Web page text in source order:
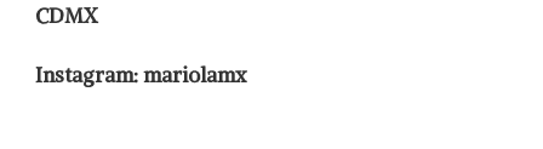
CDMX
Instagram: mariolamx